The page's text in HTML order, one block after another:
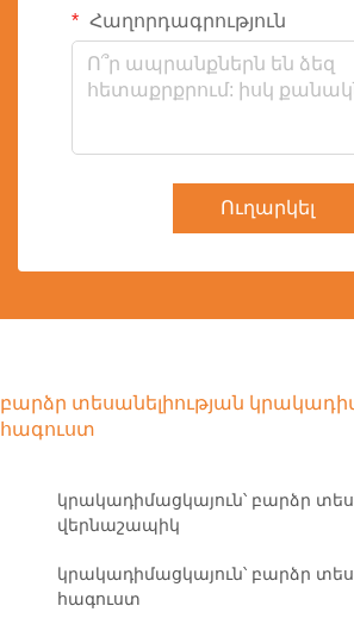
Հաղորդագրություն
Ուղարկել
բարձր տեսանելիության
հագուստ
կրակադիմացկայուն՝ բարձր
վերնաշապիկ
կրակադիմացկայուն՝ բարձր
հագուստ